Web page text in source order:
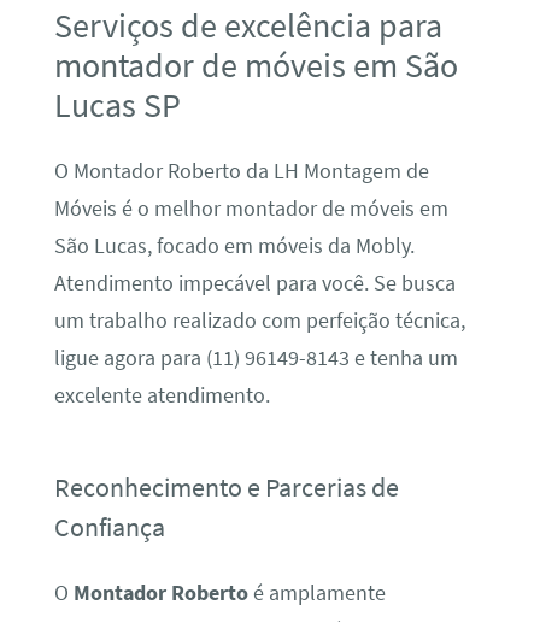
Serviços de excelência para
montador de móveis em São
Lucas SP
O Montador Roberto da LH Montagem de
Móveis é o melhor montador de móveis em
São Lucas, focado em móveis da Mobly.
Atendimento impecável para você. Se busca
um trabalho realizado com perfeição técnica,
ligue agora para (11) 96149-8143 e tenha um
excelente atendimento.
Reconhecimento e Parcerias de
Confiança
O Montador Robertoé amplamente